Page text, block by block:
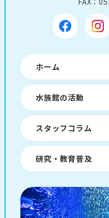
ホーム
水族館の活動
スタッフコラム
研究・教育普及